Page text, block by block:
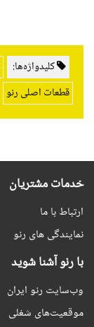
کلیدواژه‌ها:
قطعات اصلی رنو
خدمات مشتریان
ارتباط با ما
نمایندگی های رنو
با رنو آشنا شوید
وب‌سایت رنو ایران
موقعیت‌های شغلی